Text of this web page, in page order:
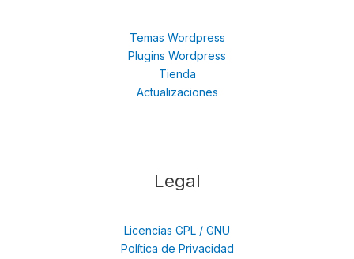
Temas Wordpress
Plugins Wordpress
Tienda
Actualizaciones
Legal
Licencias GPL / GNU
Política de Privacidad